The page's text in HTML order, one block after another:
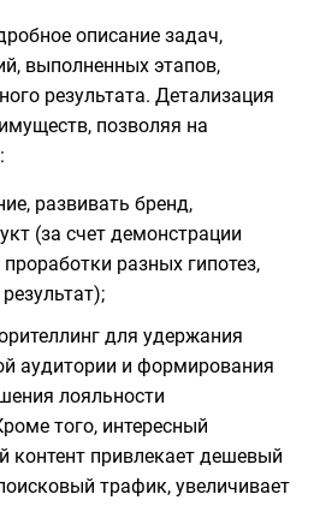
описание задач,
выполненных этапов,
результата. Детализация
позволяя на
развивать бренд,
(за счет демонстрации
разных гипотез,
для удержания
аудитории и формирования
лояльности
того, интересный
контент привлекает дешевый
трафик, увеличивает